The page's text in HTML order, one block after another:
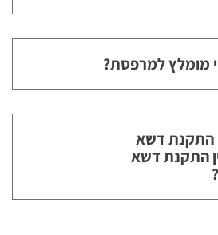
מומלץ למרפסת?
התקנת דשא
התקנת דשא